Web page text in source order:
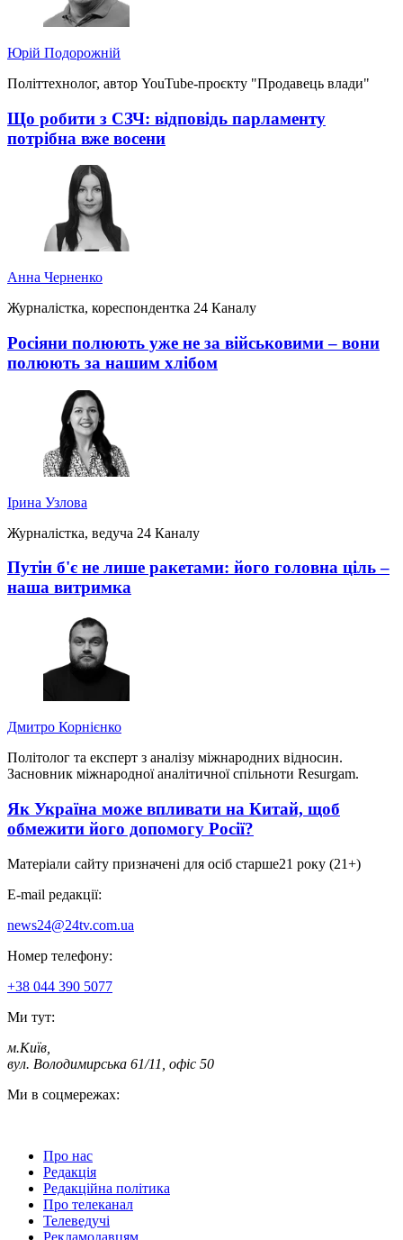
Юрій Подорожній
Політтехнолог, автор YouTube-проєкту "Продавець влади"
Що робити з СЗЧ: відповідь парламенту
потрібна вже восени
Анна Черненко
Журналістка, кореспондентка 24 Каналу
Росіяни полюють уже не за військовими – вони
полюють за нашим хлібом
Ірина Узлова
Журналістка, ведуча 24 Каналу
Путін б'є не лише ракетами: його головна ціль –
наша витримка
Дмитро Корнієнко
Політолог та експерт з аналізу міжнародних відносин.
Засновник міжнародної аналітичної спільноти Resurgam.
Як Україна може впливати на Китай, щоб
обмежити його допомогу Росії?
Матеріали сайту призначені для осіб старше21 року (21+)
E-mail редакції:
news24@24tv.com.ua
Номер телефону:
+38 044 390 5077
Ми тут:
м.Київ
вул. Володимирська 61/11, офіс 50
Ми в соцмережах:
Про нас
Редакція
Редакційна політика
Про телеканал
Телеведучі
Рекламодавцям